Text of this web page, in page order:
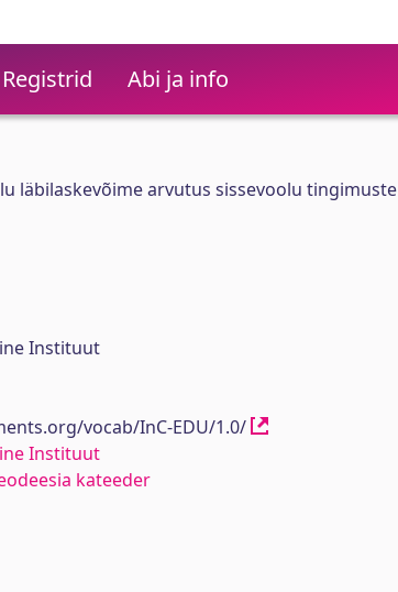
Registrid Abi ja info
läbilaskevõime arvutus sissevoolu tingimuste
Instituut
vocab/InC-EDU/1.0/
Instituut
kateeder